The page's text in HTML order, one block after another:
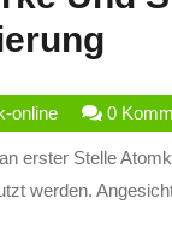
Zur
onlineilk-
online
0
werden.